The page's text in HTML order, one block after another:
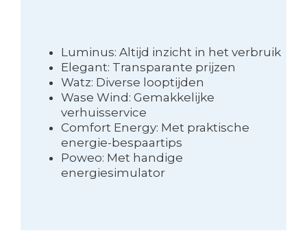
Luminus: Altijd inzicht in het verbruik
Elegant: Transparante prijzen
Watz: Diverse looptijden
Wase Wind: Gemakkelijke
verhuisservice
Comfort Energy: Met praktische
energie-bespaartips
Poweo: Met handige
energiesimulator